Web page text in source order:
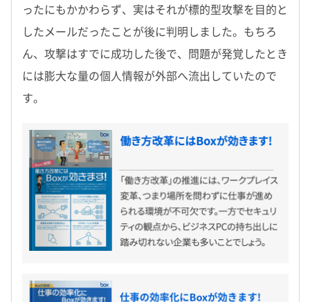
ったにもかかわらず、実はそれが標的型攻撃を目的と
したメールだったことが後に判明しました。もちろ
ん、攻撃はすでに成功した後で、問題が発覚したとき
には膨大な量の個人情報が外部へ流出していたので
す。